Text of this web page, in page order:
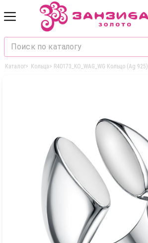
Каталог> Кольца> R40173_KO_WAG_WG Кольцо (Ag 925)